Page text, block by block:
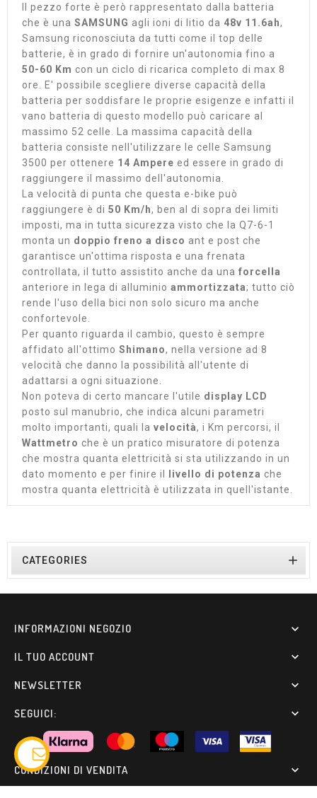
Il pezzo forte è però rappresentato dalla batteria
che è una SAMSUNG agli ioni di litio da 48v 11.6ah,
Samsung riconosciuta da tutti come il top delle
batterie, è in grado di fornire un'autonomia fino a
50-60 Km con un ciclo di ricarica completo di max 8
ore. E' possibile scegliere diverse capacità della
batteria per soddisfare le proprie esigenze e infatti il
vano batteria di questo modello può caricare al
massimo 52 celle. La massima capacità della
batteria consiste nell'utilizzare le celle Samsung
3500 per ottenere 14 Ampere ed essere in grado di
raggiungere il massimo dell'autonomia.
La velocità di punta che questa e-bike può
raggiungere è di 50 Km/h, ben al di sopra dei limiti
imposti, ma in tutta sicurezza visto che la Q7-6-1
monta un doppio freno a disco ant e post che
garantisce un'ottima risposta e una frenata
controllata, il tutto assistito anche da una forcella
anteriore in lega di alluminio ammortizzata; tutto ciò
rende l'uso della bici non solo sicuro ma anche
confortevole.
Per quanto riguarda il cambio, questo è sempre
affidato all'ottimo Shimano, nella versione ad 8
velocità che danno la possibilità all'utente di
adattarsi a ogni situazione.
Non poteva di certo mancare l'utile display LCD
posto sul manubrio, che indica alcuni parametri
molto importanti, quali la velocità, i Km percorsi, il
Wattmetro che è un pratico misuratore di potenza
che mostra quanta elettricità si sta utilizzando in un
dato momento e per finire il
livello di potenza che
mostra quanta elettricità è utilizzata in quell'istante.
CATEGORIES 
INFORMAZIONI NEGOZIO 
IL TUO ACCOUNT 
NEWSLETTER 
SEGUICI: 
CONDIZIONI DI VENDITA 